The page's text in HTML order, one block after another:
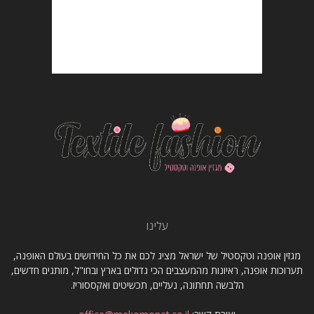
עלינו
מגזין אופנה וטקסטיל של ישראל מציג לכם את כל החידושים בעולם האופנה,
תערוכות אופנה, ראיונות מהמעצבים הכי גדולים בארץ ובחו"ל, מותגים חדשים,
הלבשה תחתונה, נעליים, תכשיטים ואקססוריז.